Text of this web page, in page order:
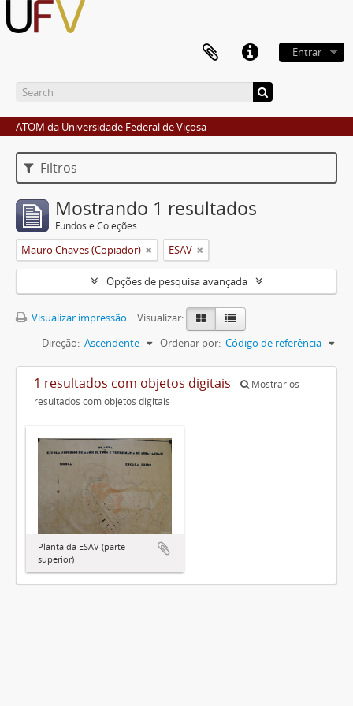
Entrar
ATOM da Universidade Federal de Viçosa
Filtros
Mostrando 1 resultados
Fundos e Coleções
Mauro Chaves (Copiador) ESAV
Opções de pesquisa avançada
Visualizar impressão
Visualizar:
Ordenar por: Código de referência
Direção: Ascendente
1 resultados com objetos digitais
Mostrar os
resultados com objetos digitais
Planta da ESAV (parte
superior)